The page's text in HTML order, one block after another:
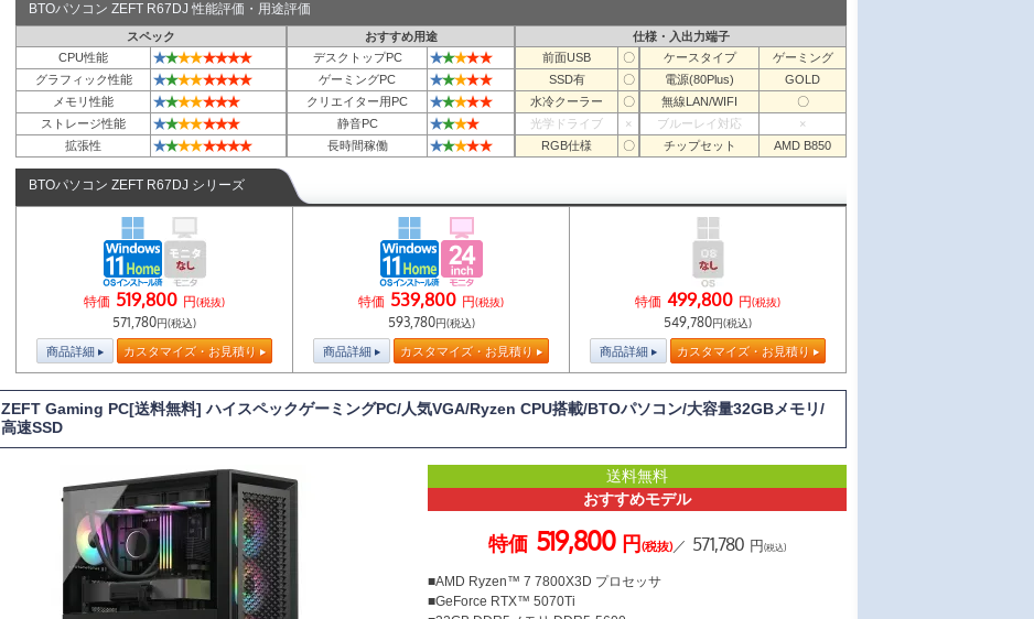
BTOパソコン ZEFT R67DJ 性能評価・用途評価
スペック おすすめ用途
仕様・入出力端子
CPU性能
★★★★★★★★ デスクトップPC ★★★★★ 前面USB 〇 ケースタイプ
ゲーミング
グラフィック性能
★★★★★★★★ ゲーミングPC ★★★★★ SSD有 〇 電源(80Plus)
GOLD
メモリ性能
★★★★★★★ クリエイター用PC ★★★★★ 水冷クーラー 〇 無線LAN/WIFI
〇
ストレージ性能
★★★★★★★ 静音PC ★★★★ 光学ドライブ × ブルーレイ対応
×
拡張性
★★★★★★★★ 長時間稼働 ★★★★★ RGB仕様 〇 チップセット AMD B850
BTOパソコン ZEFT R67DJ シリーズ
特価 519,800 円(税抜)
571,780円(税込)
商品詳細 カスタマイズ・お見積り
特価 539,800 円(税抜)
593,780円(税込)
商品詳細 カスタマイズ・お見積り
特価 499,800 円(税抜)
549,780円(税込)
商品詳細 カスタマイズ・お見積り
ZEFT Gaming PC[送料無料] ハイスペックゲーミングPC/人気VGA/Ryzen CPU搭載/BTOパソコン/大容量32GBメモリ/
高速SSD
送料無料
おすすめモデル
特価 519,800 円(税抜)／ 571,780 円(税込)
■AMD Ryzen™ 7 7800X3D プロセッサ
■GeForce RTX™ 5070Ti